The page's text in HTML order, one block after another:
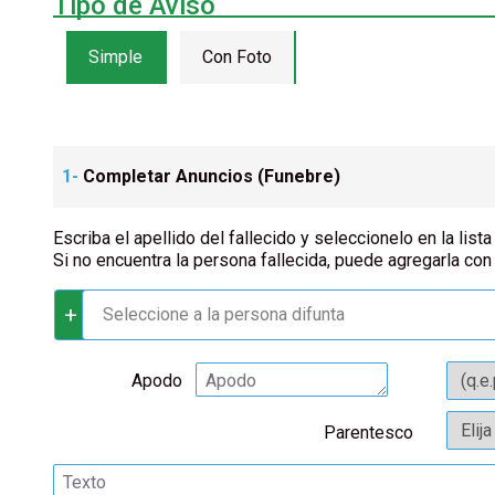
Simple Con Foto
1- Completar Anuncios (Funebre)
Parentesco
Si no encuentra la persona fallecida, puede agregarla con
Apodo
Escriba el apellido del fallecido y seleccionelo en la lista
+ Seleccione a la persona difunta